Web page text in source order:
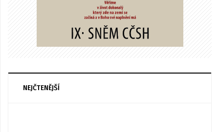
NEJČTENĚJŠÍ